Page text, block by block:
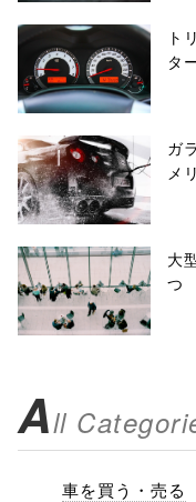
ト
タ
ガ
メ
大
つ
All
車を買う・売る